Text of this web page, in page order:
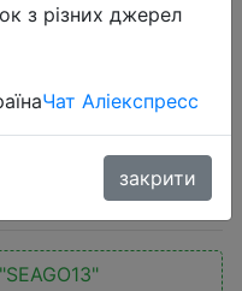
зубная щетка
батарея
"SEAGO13"
з різних джерел
Чат Аліекспресс
закрити